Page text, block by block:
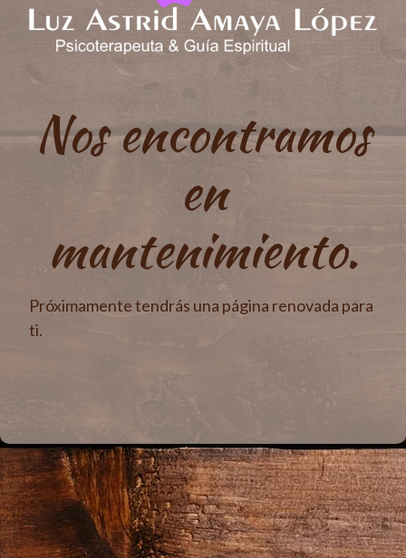
Nos encontramos
en
mantenimiento.
Próximamente tendrás una página renovada para
ti.